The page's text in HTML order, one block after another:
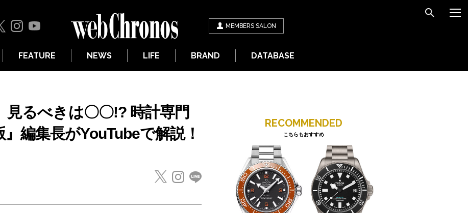
MEMBERS SALON
FEATURE NEWS LIFE BRAND DATABASE
見るべきは〇〇!? 時計専門
編集長がYouTubeで解説！
RECOMMENDED
こちらもおすすめ